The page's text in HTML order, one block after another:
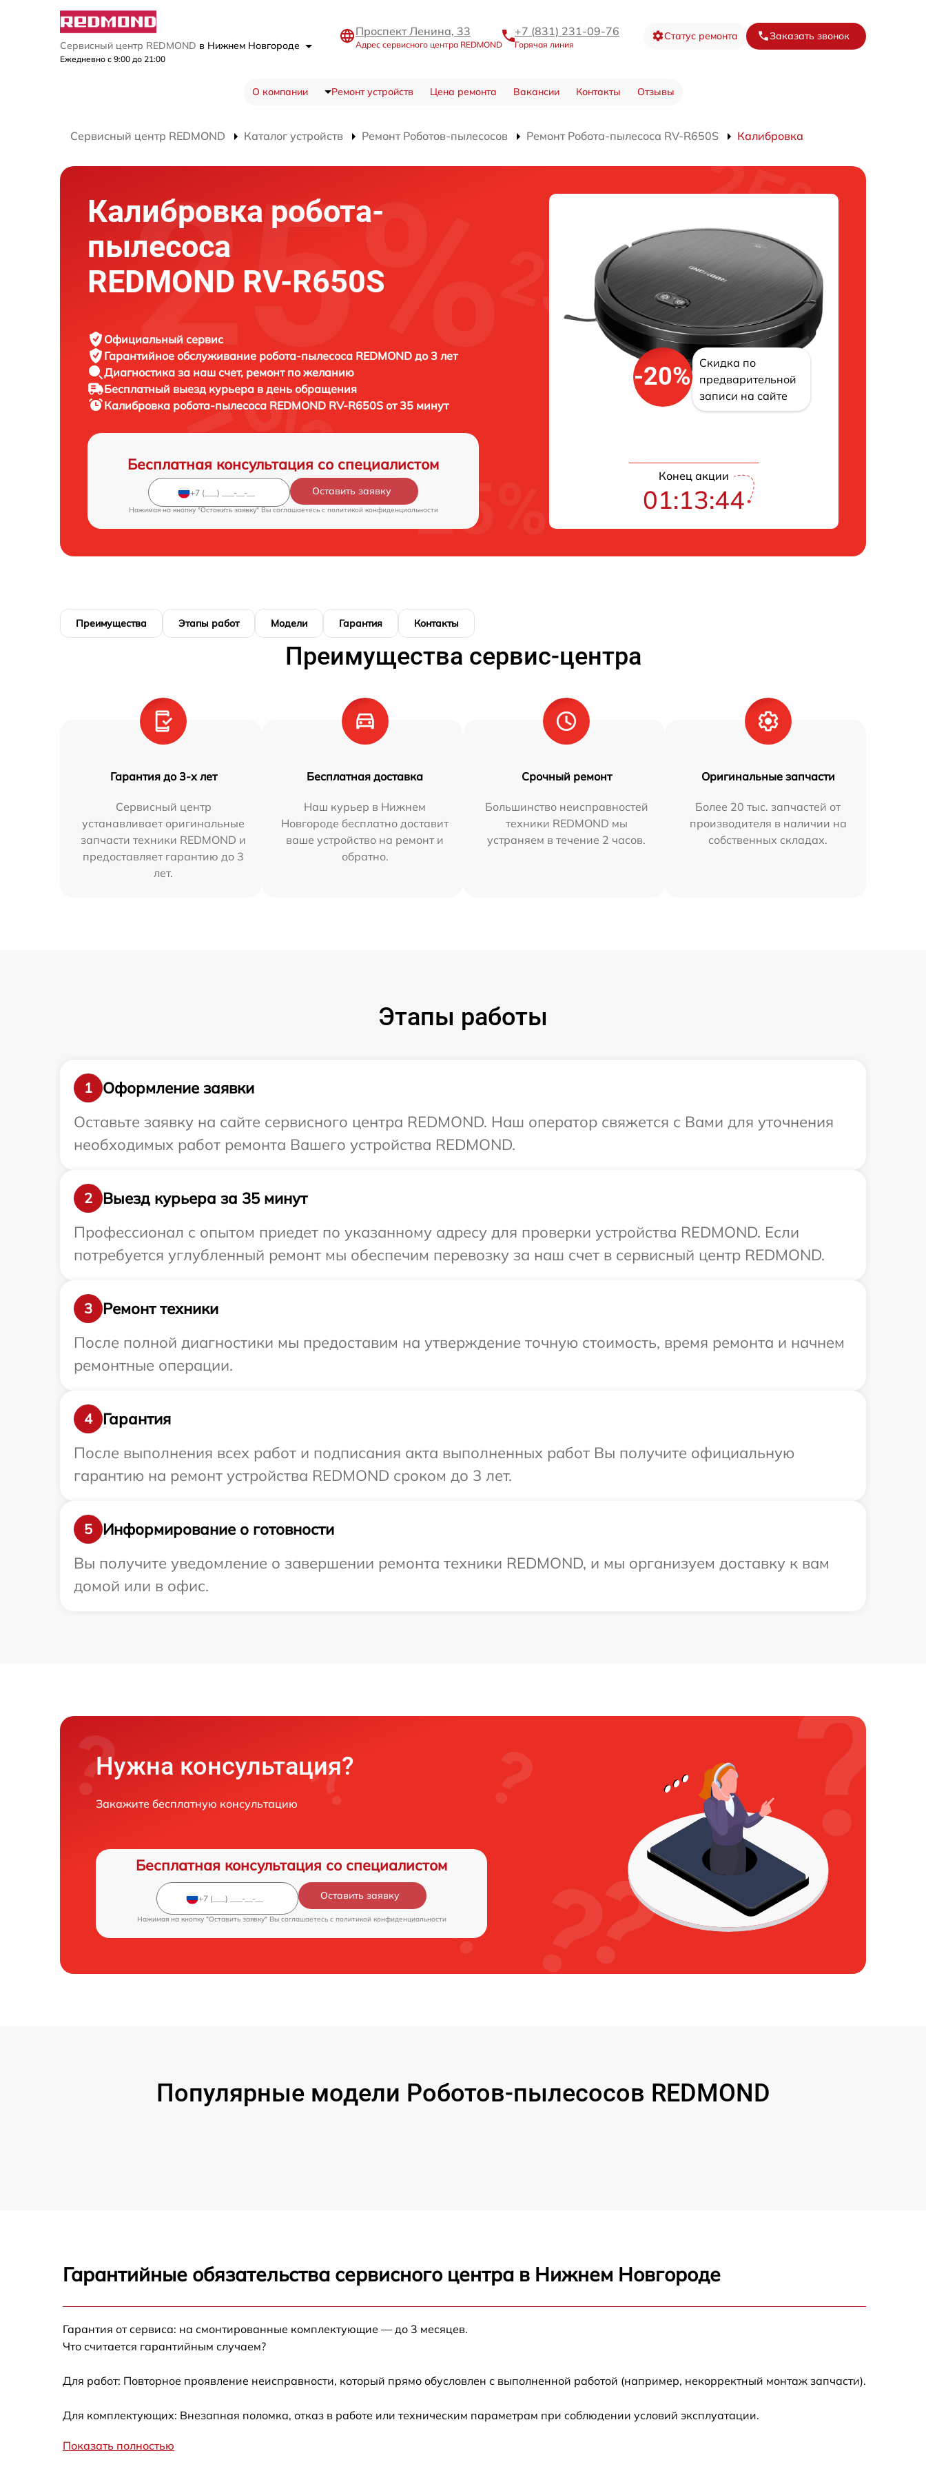
Сервисный центр REDMOND в Нижнем Новгороде
Ежедневно с 9:00 до 21:00
Проспект Ленина, 33
Адрес сервисного центра REDMOND
+7 (831) 231-09-76
Горячая линия
Статус ремонта Заказать звонок
О компании Ремонт устройств Цена ремонта Вакансии Контакты Отзывы
Сервисный центр REDMOND Каталог устройств Ремонт Роботов-пылесосов Ремонт Робота-пылесоса RV-R650S Калибровка
Калибровка робота-
пылесоса
REDMOND RV-R650S
Официальный сервис
Гарантийное обслуживание робота-пылесоса REDMOND до 3 лет
Диагностика за наш счет, ремонт по желанию
Бесплатный выезд курьера в день обращения
Калибровка робота-пылесоса REDMOND RV-R650S от 35 минут
Бесплатная консультация со специалистом
Оставить заявку
Нажимая на кнопку "Оставить заявку" Вы соглашаетесь c политикой конфиденциальности
-20%
Скидка по
предварительной
записи на сайте
Конец акции
01:13:43
Преимущества Этапы работ Модели Гарантия Контакты
Преимущества сервис-центра
Гарантия до 3-х лет
Сервисный центр
устанавливает оригинальные
запчасти техники REDMOND и
предоставляет гарантию до 3
лет.
Бесплатная доставка
Наш курьер в Нижнем
Новгороде бесплатно доставит
ваше устройство на ремонт и
обратно.
Срочный ремонт
Большинство неисправностей
техники REDMOND мы
устраняем в течение 2 часов.
Оригинальные запчасти
Более 20 тыс. запчастей от
производителя в наличии на
собственных складах.
Этапы работы
1
Оформление заявки
Оставьте заявку на сайте сервисного центра REDMOND. Наш оператор свяжется с Вами для уточнения
необходимых работ ремонта Вашего устройства REDMOND.
2
Выезд курьера за 35 минут
Профессионал с опытом приедет по указанному адресу для проверки устройства REDMOND. Если
потребуется углубленный ремонт мы обеспечим перевозку за наш счет в сервисный центр REDMOND.
3
Ремонт техники
После полной диагностики мы предоставим на утверждение точную стоимость, время ремонта и начнем
ремонтные операции.
4
Гарантия
После выполнения всех работ и подписания акта выполненных работ Вы получите официальную
гарантию на ремонт устройства REDMOND сроком до 3 лет.
5
Информирование о готовности
Вы получите уведомление о завершении ремонта техники REDMOND, и мы организуем доставку к вам
домой или в офис.
Нужна консультация?
Закажите бесплатную консультацию
Бесплатная консультация со специалистом
Оставить заявку
Нажимая на кнопку "Оставить заявку" Вы соглашаетесь c политикой конфиденциальности
Популярные модели Роботов-пылесосов REDMOND
Гарантийные обязательства сервисного центра в Нижнем Новгороде
Гарантия от сервиса: на смонтированные комплектующие — до 3 месяцев.
Что считается гарантийным случаем?
Для работ: Повторное проявление неисправности, который прямо обусловлен с выполненной работой (например, некорректный монтаж запчасти).
Для комплектующих: Внезапная поломка, отказ в работе или техническим параметрам при соблюдении условий эксплуатации.
Показать полностью